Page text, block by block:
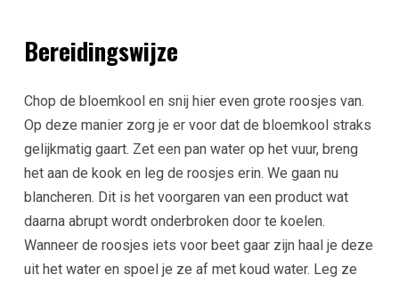
Bereidingswijze
Chop de bloemkool en snij hier even grote roosjes van.
Op deze manier zorg je er voor dat de bloemkool straks
gelijkmatig gaart. Zet een pan water op het vuur, breng
het aan de kook en leg de roosjes erin. We gaan nu
blancheren. Dit is het voorgaren van een product wat
daarna abrupt wordt onderbroken door te koelen.
Wanneer de roosjes iets voor beet gaar zijn haal je deze
uit het water en spoel je ze af met koud water. Leg ze